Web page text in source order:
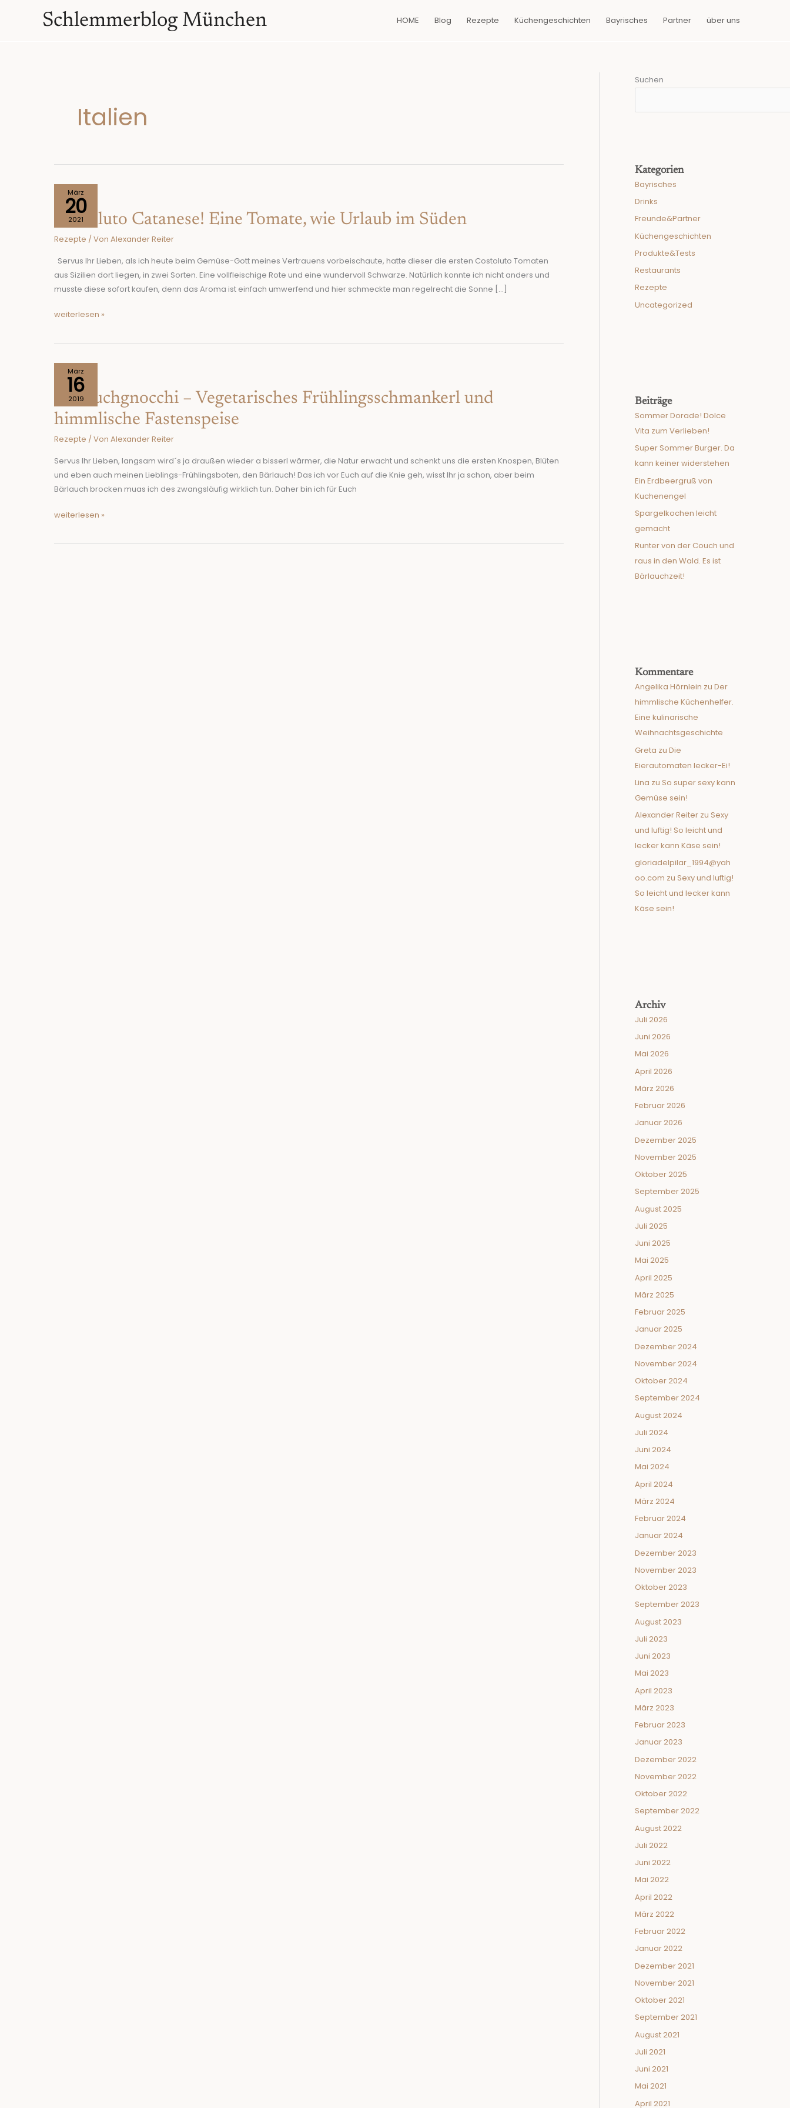
Schlemmerblog München HOME Blog Rezepte Küchengeschichten Bayrisches Partner über uns
Italien
März
20
2021
Costoluto Catanese! Eine Tomate, wie Urlaub im Süden
Rezepte / Von Alexander Reiter
Servus Ihr Lieben, als ich heute beim Gemüse-Gott meines Vertrauens vorbeischaute, hatte dieser die ersten Costoluto Tomaten
aus Sizilien dort liegen, in zwei Sorten. Eine vollfleischige Rote und eine wundervoll Schwarze. Natürlich konnte ich nicht anders und
musste diese sofort kaufen, denn das Aroma ist einfach umwerfend und hier schmeckte man regelrecht die Sonne […]
Costoluto
Catanese!
Eine
Urlaub
im
Süden
weiterlesen »
März
16
2019
Bärlauchgnocchi – Vegetarisches Frühlingsschmankerl und
himmlische Fastenspeise
Rezepte / Von Alexander Reiter
Servus Ihr Lieben, langsam wird´s ja draußen wieder a bisserl wärmer, die Natur erwacht und schenkt uns die ersten Knospen, Blüten
und eben auch meinen Lieblings-Frühlingsboten, den Bärlauch! Das ich vor Euch auf die Knie geh, wisst Ihr ja schon, aber beim
Bärlauch brocken muas ich des zwangsläufig wirklich tun. Daher bin ich für Euch
Bärlauchgnocchi
Vegetarisches
Frühlingsschmankerl
und
himmlische
weiterlesen »
Suchen
Kategorien
Bayrisches
Drinks
Freunde&Partner
Küchengeschichten
Produkte&Tests
Restaurants
Rezepte
Uncategorized
Beiträge
Sommer Dorade! Dolce
Vita zum Verlieben!
Super Sommer Burger. Da
kann keiner widerstehen
Ein Erdbeergruß von
Kuchenengel
Spargelkochen leicht
gemacht
Runter von der Couch und
raus in den Wald. Es ist
Bärlauchzeit!
Kommentare
Angelika Hörnlein zu Der
himmlische Küchenhelfer.
Eine kulinarische
Weihnachtsgeschichte
Greta zu Die
Eierautomaten lecker-Ei!
Lina zu So super sexy kann
Gemüse sein!
Alexander Reiter zu Sexy
und luftig! So leicht und
lecker kann Käse sein!
gloriadelpilar_1994@yah
oo.com zu Sexy und luftig!
So leicht und lecker kann
Käse sein!
Archiv
Juli 2026
Juni 2026
Mai 2026
April 2026
März 2026
Februar 2026
Januar 2026
Dezember 2025
November 2025
Oktober 2025
September 2025
August 2025
Juli 2025
Juni 2025
Mai 2025
April 2025
März 2025
Februar 2025
Januar 2025
Dezember 2024
November 2024
Oktober 2024
September 2024
August 2024
Juli 2024
Juni 2024
Mai 2024
April 2024
März 2024
Februar 2024
Januar 2024
Dezember 2023
November 2023
Oktober 2023
September 2023
August 2023
Juli 2023
Juni 2023
Mai 2023
April 2023
März 2023
Februar 2023
Januar 2023
Dezember 2022
November 2022
Oktober 2022
September 2022
August 2022
Juli 2022
Juni 2022
Mai 2022
April 2022
März 2022
Februar 2022
Januar 2022
Dezember 2021
November 2021
Oktober 2021
September 2021
August 2021
Juli 2021
Juni 2021
Mai 2021
April 2021